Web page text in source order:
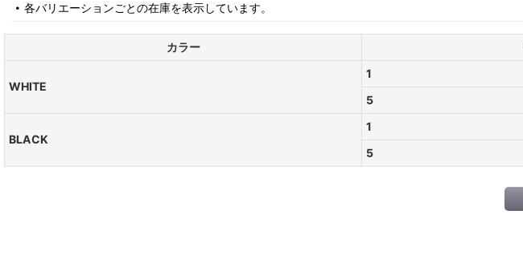
各バリエーションごとの在庫を表示しています。
カラー
WHITE
1
5
BLACK
1
5